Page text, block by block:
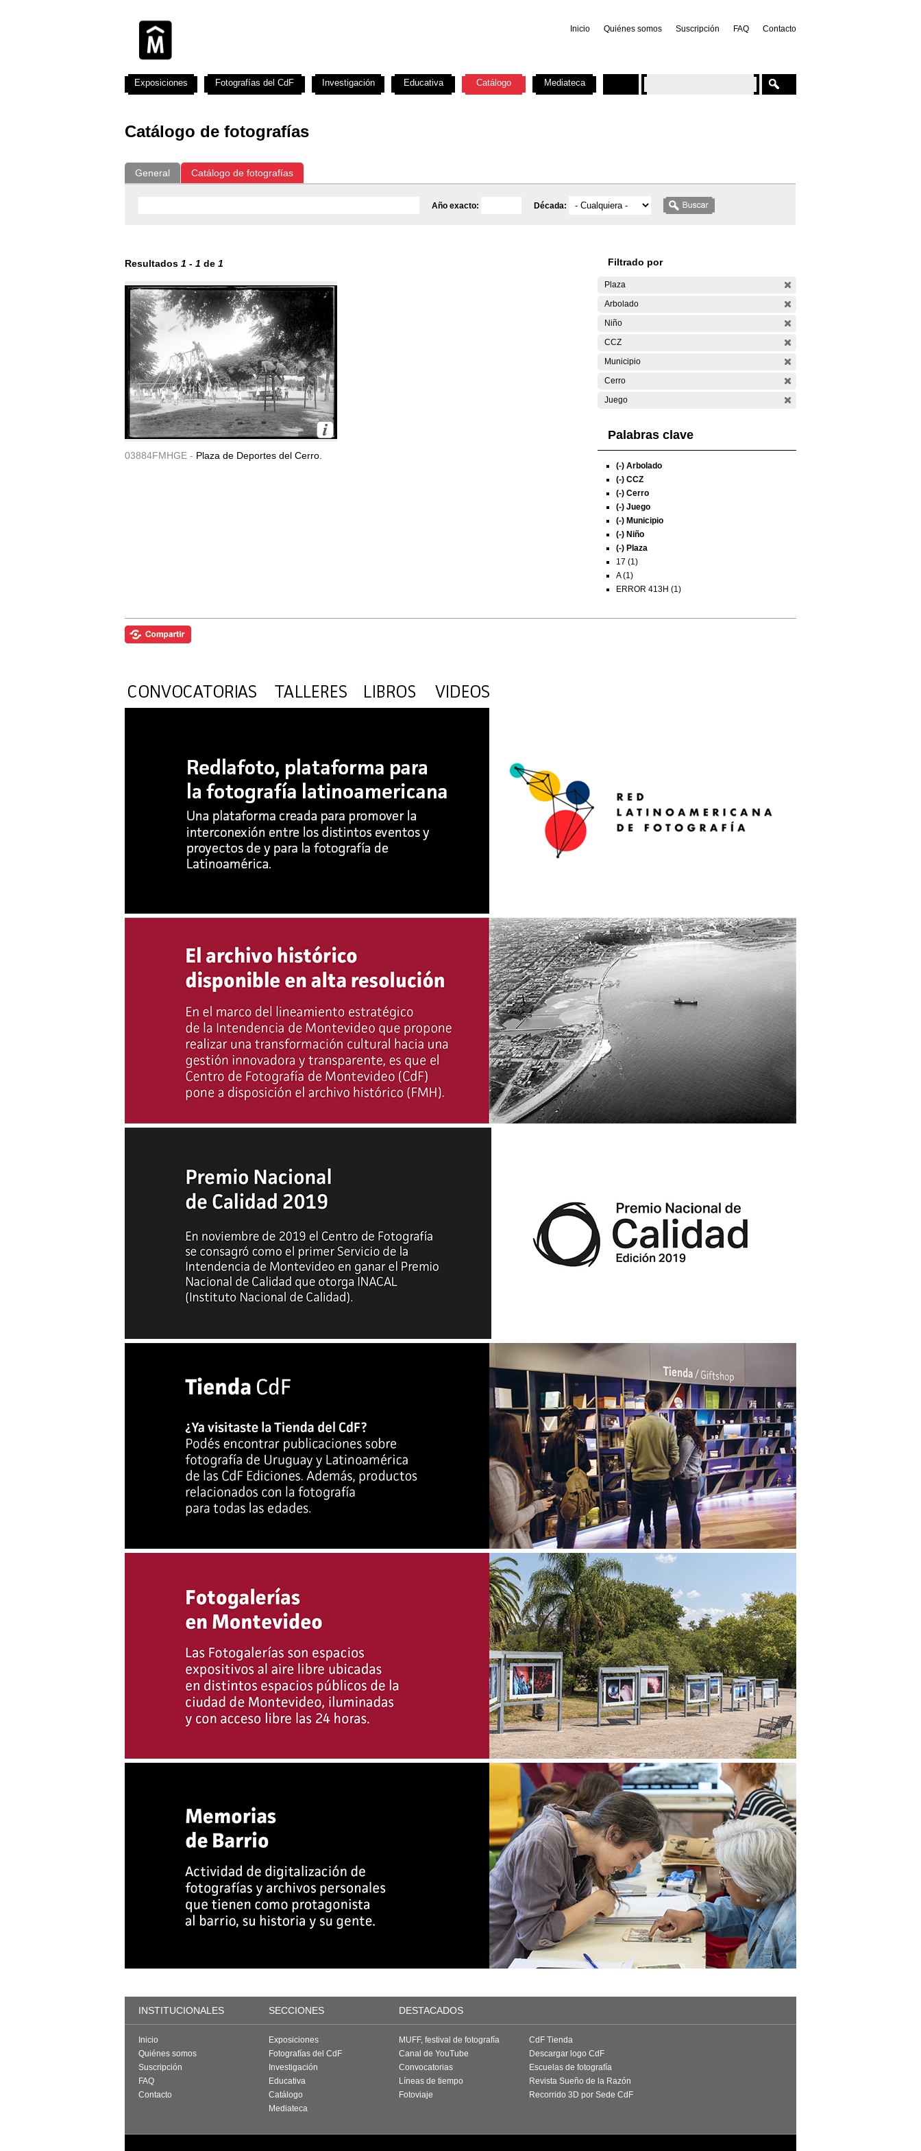
Inicio Quiénes somos Suscripción FAQ Contacto
Catálogo de fotografías
General Catálogo de fotografías
Año exacto: Década:
Resultados 1 - 1 de 1
03884FMHGE - Plaza de Deportes del Cerro.
Filtrado por
Plaza
Arbolado
Niño
CCZ
Municipio
Cerro
Juego
Palabras clave
(-) Arbolado
(-) CCZ
(-) Cerro
(-) Juego
(-) Municipio
(-) Niño
(-) Plaza
17 (1)
A (1)
ERROR 413H (1)
Exposiciones Fotografías del CdF Investigación Educativa Catálogo Mediateca
INSTITUCIONALES SECCIONES DESTACADOS
Inicio
Quiénes somos
Suscripción
FAQ
Contacto
Exposiciones
Fotografías del CdF
Investigación
Educativa
Catálogo
Mediateca
MUFF, festival de fotografía
Canal de YouTube
Convocatorias
Líneas de tiempo
Fotoviaje
CdF Tienda
Descargar logo CdF
Escuelas de fotografía
Revista Sueño de la Razón
Recorrido 3D por Sede CdF